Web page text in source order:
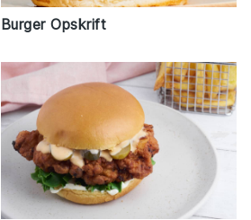
Burger Opskrift